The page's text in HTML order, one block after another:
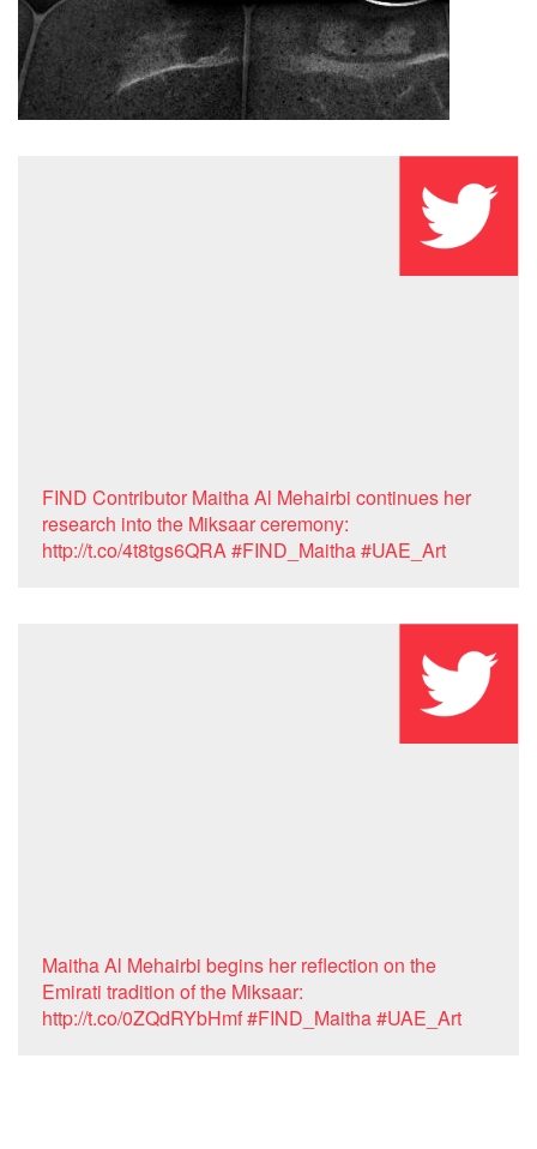
FIND Contributor Maitha Al Mehairbi continues her
research into the Miksaar ceremony:
http://t.co/4t8tgs6QRA #FIND_Maitha #UAE_Art
Maitha Al Mehairbi begins her reflection on the
Emirati tradition of the Miksaar:
http://t.co/0ZQdRYbHmf #FIND_Maitha #UAE_Art